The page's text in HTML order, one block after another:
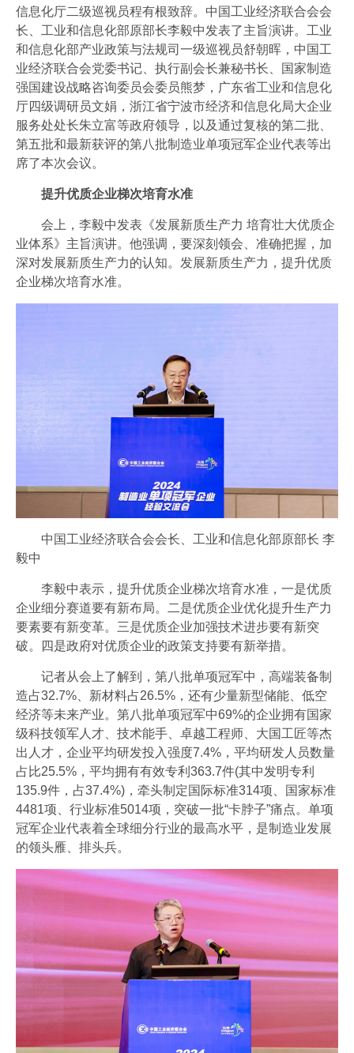
信息化厅二级巡视员程有根致辞。中国工业经济联合会会
长、工业和信息化部原部长李毅中发表了主旨演讲。工业
和信息化部产业政策与法规司一级巡视员舒朝晖，中国工
业经济联合会党委书记、执行副会长兼秘书长、国家制造
强国建设战略咨询委员会委员熊梦，广东省工业和信息化
厅四级调研员文娟，浙江省宁波市经济和信息化局大企业
服务处处长朱立富等政府领导，以及通过复核的第二批、
第五批和最新获评的第八批制造业单项冠军企业代表等出
席了本次会议。
提升优质企业梯次培育水准
会上，李毅中发表《发展新质生产力 培育壮大优质企
业体系》主旨演讲。他强调，要深刻领会、准确把握，加
深对发展新质生产力的认知。发展新质生产力，提升优质
企业梯次培育水准。
中国工业经济联合会会长、工业和信息化部原部长 李
毅中
李毅中表示，提升优质企业梯次培育水准，一是优质
企业细分赛道要有新布局。二是优质企业优化提升生产力
要素要有新变革。三是优质企业加强技术进步要有新突
破。四是政府对优质企业的政策支持要有新举措。
记者从会上了解到，第八批单项冠军中，高端装备制
造占32.7%、新材料占26.5%，还有少量新型储能、低空
经济等未来产业。第八批单项冠军中69%的企业拥有国家
级科技领军人才、技术能手、卓越工程师、大国工匠等杰
出人才，企业平均研发投入强度7.4%，平均研发人员数量
占比25.5%，平均拥有有效专利363.7件(其中发明专利
135.9件，占37.4%)，牵头制定国际标准314项、国家标准
4481项、行业标准5014项，突破一批“卡脖子”痛点。单项
冠军企业代表着全球细分行业的最高水平，是制造业发展
的领头雁、排头兵。